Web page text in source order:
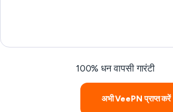
100% धन वापसी गारंटी
अभी VeePN प्राप्त करें